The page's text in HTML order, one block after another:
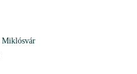
Miklósvár